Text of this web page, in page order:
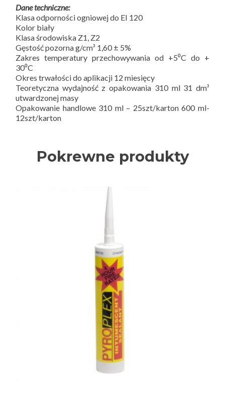
Dane techniczne:
Klasa odporności ogniowej do EI 120
Kolor biały
Klasa środowiska Z1, Z2
Gęstość pozorna g/cm³ 1,60 ± 5%
Zakres temperatury przechowywania od +5⁰C do +
30⁰C
Okres trwałości do aplikacji 12 miesięcy
Teoretyczna wydajność z opakowania 310 ml 31 dm³
utwardzonej masy
Opakowanie handlowe 310 ml – 25szt/karton 600 ml-
12szt/karton
Pokrewne produkty